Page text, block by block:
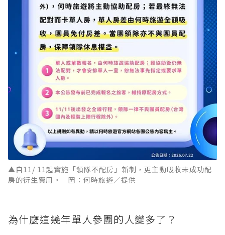
▲自11/ 11起實施「領隊不配房」新制，更主動吸收未成功配
房的衍生費用。 圖：何時旅遊／提供
為什麼這幾年單人參團的人變多了？